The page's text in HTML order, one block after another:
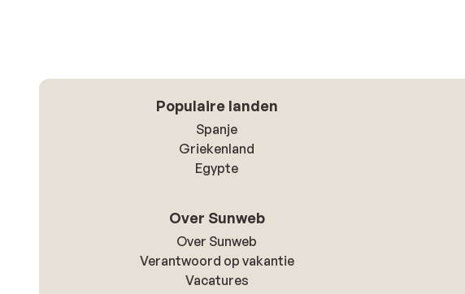
Populaire landen
Spanje
Griekenland
Egypte
Over Sunweb
Over Sunweb
Verantwoord op vakantie
Vacatures